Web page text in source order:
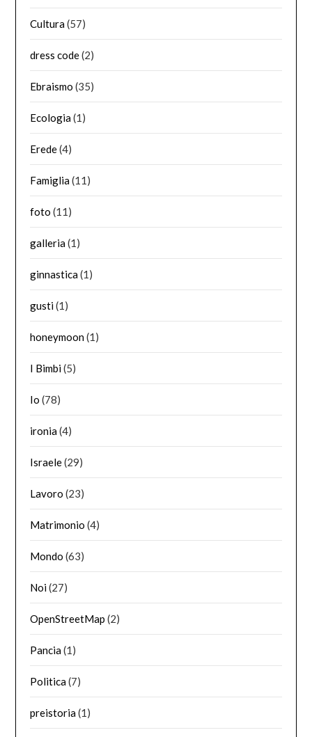
Cultura(57)
dress code(2)
Ebraismo (35)
Ecologia(1)
Erede(4)
Famiglia(11)
foto (11)
galleria(1)
ginnastica(1)
gusti(1)
honeymoon(1)
I Bimbi(5)
Io (78)
ironia(4)
Israele(29)
Lavoro (23)
Matrimonio (4)
Mondo (63)
Noi(27)
OpenStreetMap (2)
Pancia(1)
Politica(7)
preistoria(1)